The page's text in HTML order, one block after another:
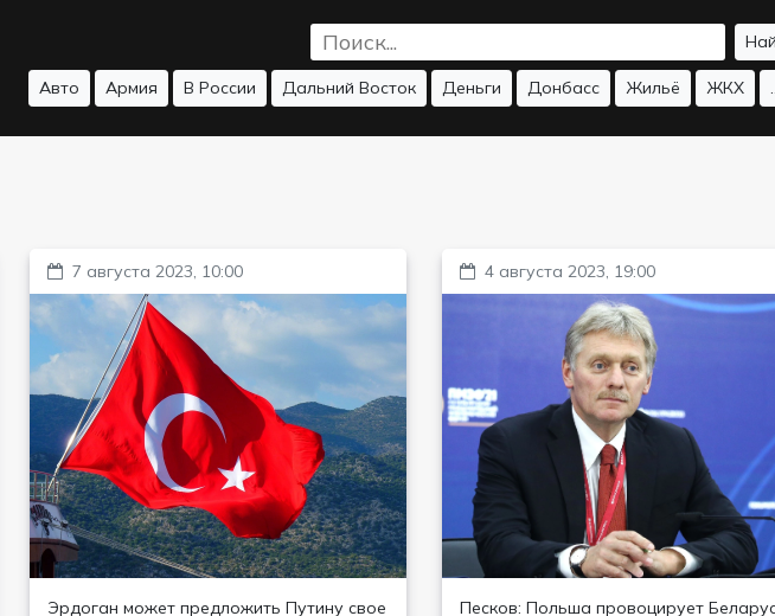
Авто Армия В России Дальний Восток Деньги Донбасс Жильё ЖКХ
7 августа 2023, 10:00
Эрдоган может предложить Путину свое
4 августа 2023, 19:00
Песков: Польша провоцирует